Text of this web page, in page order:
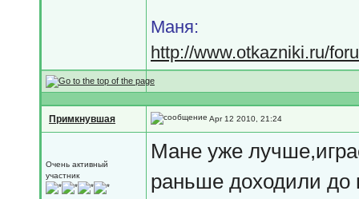
Маня:
http://www.otkazniki.ru/
Примкнувшая Apr 12 2010, 21:24
Очень активный
участник
Мане уже
раньше доходили до